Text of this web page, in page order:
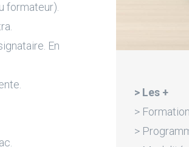
formateur).
En
> Les +
>
>